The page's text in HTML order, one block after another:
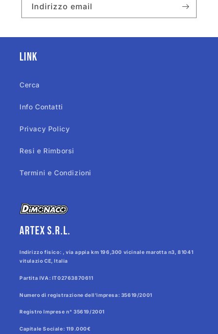
Indirizzo email
Link
Cerca
Info Contatti
Privacy Policy
Resi e Rimborsi
Termini e Condizioni
Artex s.r.l.
Indirizzo fisico: , via appia km 196,300 vicinale marotta n3, 81041
vitulazio CE, Italia
Partita IVA: IT02763870611
Numero di registrazione dell'impresa: 35619/2001
Registro Imprese n° 35619/2001
Capitale Sociale: 119.000€